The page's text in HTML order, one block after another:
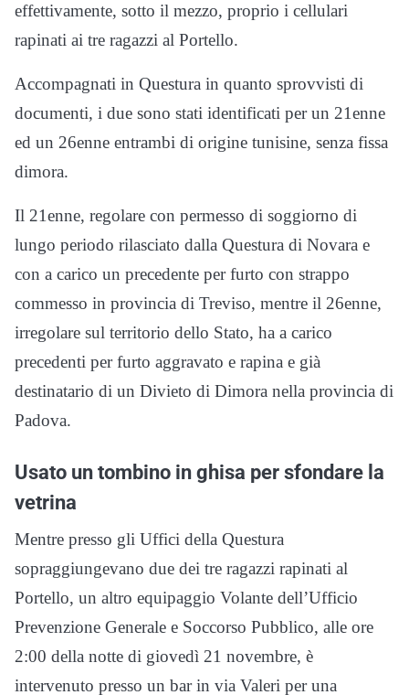
effettivamente, sotto il mezzo, proprio i cellulari
rapinati ai tre ragazzi al Portello.
Accompagnati in Questura in quanto sprovvisti di
documenti, i due sono stati identificati per un 21enne
ed un 26enne entrambi di origine tunisine, senza fissa
dimora.
Il 21enne, regolare con permesso di soggiorno di
lungo periodo rilasciato dalla Questura di Novara e
con a carico un precedente per furto con strappo
commesso in provincia di Treviso, mentre il 26enne,
irregolare sul territorio dello Stato, ha a carico
precedenti per furto aggravato e rapina e già
destinatario di un Divieto di Dimora nella provincia di
Padova.
Usato un tombino in ghisa per sfondare la
vetrina
Mentre presso gli Uffici della Questura
sopraggiungevano due dei tre ragazzi rapinati al
Portello, un altro equipaggio Volante dell’Ufficio
Prevenzione Generale e Soccorso Pubblico, alle ore
2:00 della notte di giovedì 21 novembre, è
intervenuto presso un bar in via Valeri per una